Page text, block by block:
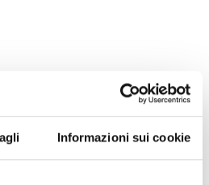
Informazioni sui cookie